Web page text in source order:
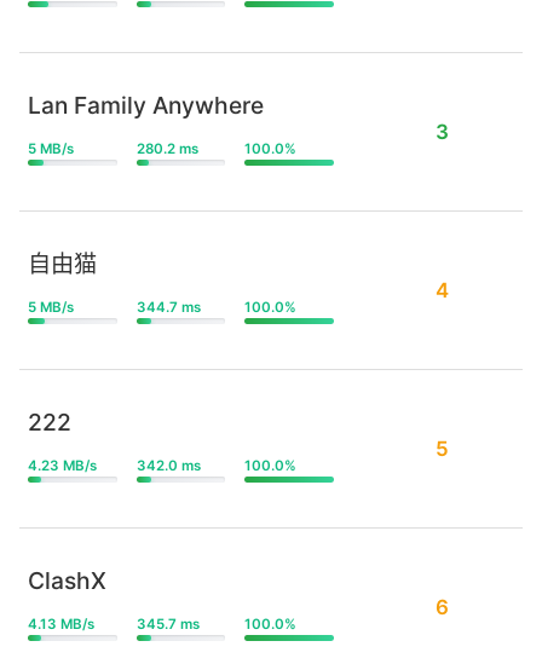
Lan Family Anywhere
5 MB/s 280.2 ms 100.0%
3
自由猫
5 MB/s 344.7 ms 100.0%
4
222
4.23 MB/s 342.0 ms 100.0%
5
ClashX
4.13 MB/s 345.7 ms 100.0%
6